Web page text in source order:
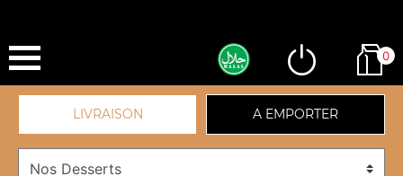
0
LIVRAISON A EMPORTER